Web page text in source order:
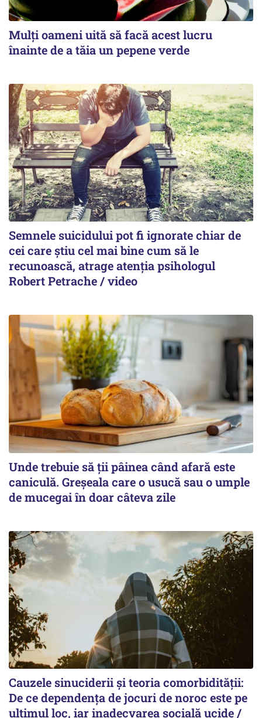
Mulți oameni uită să facă acest lucru
înainte de a tăia un pepene verde
Semnele suicidului pot fi ignorate chiar de
cei care știu cel mai bine cum să le
recunoască, atrage atenția psihologul
Robert Petrache / video
Unde trebuie să ții pâinea când afară este
caniculă. Greșeala care o usucă sau o umple
de mucegai în doar câteva zile
Cauzele sinuciderii și teoria comorbidității:
De ce dependența de jocuri de noroc este pe
ultimul loc, iar inadecvarea socială ucide /